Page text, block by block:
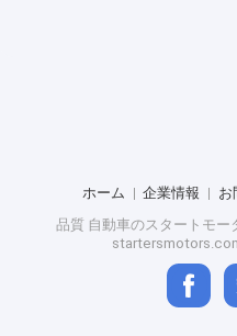
ホーム 企業情報 お
品質 自動車のスタートモー